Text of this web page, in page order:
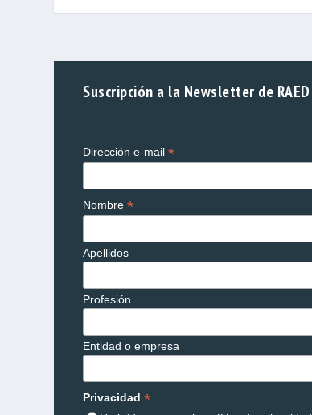
Suscripción a la Newsletter de RAED
Dirección e-mail*
Nombre*
Apellidos
Profesión
Entidad o empresa
Privacidad*